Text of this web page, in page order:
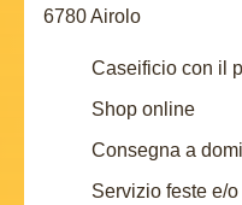
6780 Airolo
Caseificio con il
Shop online
Consegna a
Servizio feste e/